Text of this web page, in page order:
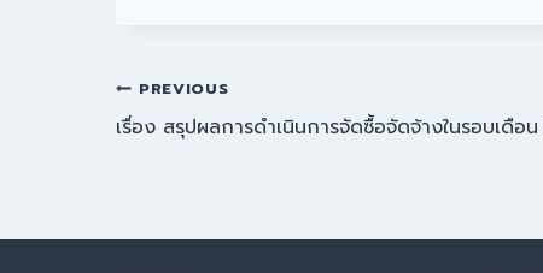
PREVIOUS
เรื่อง สรุปผลการดำเนินการจัดซื้อจัดจ้างในรอบเดื